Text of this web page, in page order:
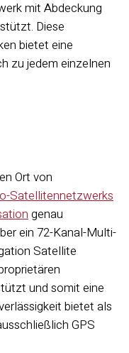
mit Abdeckung
Diese
bietet eine
zu jedem einzelnen
Ort von
Satellitennetzwerks
genau
ein 72-Kanal-Multi-
Satellite
und somit eine
bietet als
GPS